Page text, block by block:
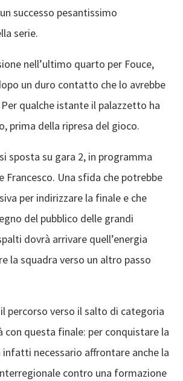
successo pesantissimo
serie.
nell’ultimo quarto per Fouce,
un duro contatto che lo avrebbe
qualche istante il palazzetto ha
prima della ripresa del gioco.
sposta su gara 2, in programma
Francesco. Una sfida che potrebbe
per indirizzare la finale e che
del pubblico delle grandi
dovrà arrivare quell’energia
la squadra verso un altro passo
percorso verso il salto di categoria
con questa finale: per conquistare la
necessario affrontare anche la
contro una formazione